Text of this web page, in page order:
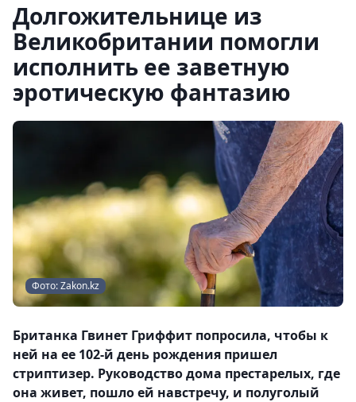
Долгожительнице из
Великобритании помогли
исполнить ее заветную
эротическую фантазию
Фото: Zakon.kz
Британка Гвинет Гриффит попросила, чтобы к
ней на ее 102-й день рождения пришел
стриптизер. Руководство дома престарелых, где
она живет, пошло ей навстречу, и полуголый